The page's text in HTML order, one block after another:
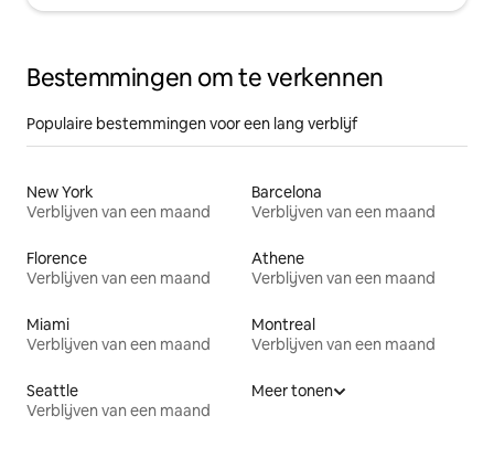
Bestemmingen om te verkennen
Populaire bestemmingen voor een lang verblijf
New York
Verblijven van een maand
Barcelona
Verblijven van een maand
Florence
Verblijven van een maand
Athene
Verblijven van een maand
Miami
Verblijven van een maand
Montreal
Verblijven van een maand
Seattle
Verblijven van een maand
Meer tonen